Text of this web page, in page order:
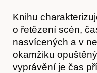
Knihu
o řetězení scén,
nasvícených a v
okamžiku
vyprávění je čas